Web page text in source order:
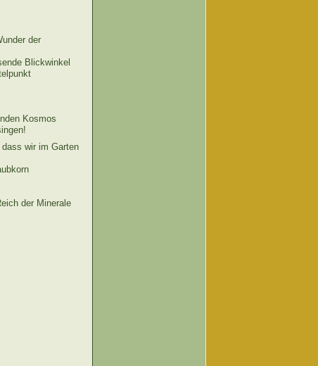
der
Blickwinkel
Kosmos
wir im Garten
der Minerale